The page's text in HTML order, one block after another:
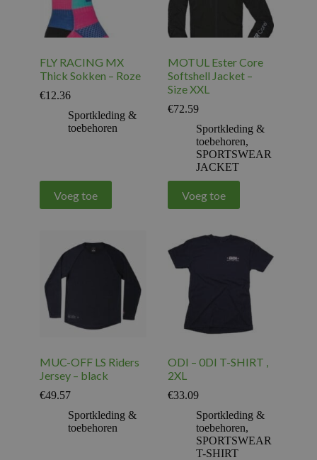
FLY RACING MX
Thick Sokken – Roze
€12.36
Sportkleding &
toebehoren
Voeg toe
MOTUL Ester Core
Softshell Jacket –
Size XXL
€72.59
Sportkleding &
toebehoren,
SPORTSWEAR
JACKET
Voeg toe
MUC-OFF LS Riders
Jersey – black
€49.57
Sportkleding &
toebehoren
ODI – 0DI T-SHIRT ,
2XL
€33.09
Sportkleding &
toebehoren,
SPORTSWEAR
T-SHIRT